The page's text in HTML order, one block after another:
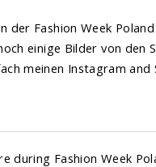
Fashion Week
einige Bilder von den
meinen Instagram and
during Fashion Week